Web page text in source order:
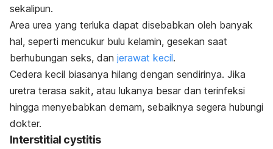
sekalipun.
Area urea yang terluka dapat disebabkan oleh banyak
hal, seperti mencukur bulu kelamin, gesekan saat
berhubungan seks, dan jerawat kecil.
Cedera kecil biasanya hilang dengan sendirinya. Jika
uretra terasa sakit, atau lukanya besar dan terinfeksi
hingga menyebabkan demam, sebaiknya segera hubungi
dokter.
Interstitial cystitis